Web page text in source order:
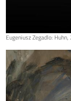
Eugeniusz Zegadlo: